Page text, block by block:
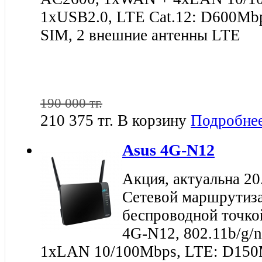
1xUSB2.0, LTE Cat.12:
SIM, 2 внешние антенны LTE
190 000 тг.
210 375 тг. В корзину
Asus 4G-N12
Акция, актуальна
Сетевой
беспроводной
4G-N12, 802.11b/g/
1xLAN 10/100Mbps, LTE: